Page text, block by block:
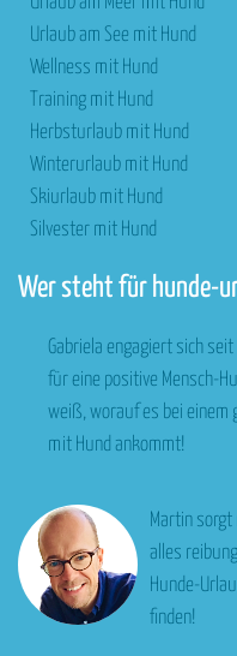
Urlaub am See mit Hund
Wellness mit Hund
Training mit Hund
Herbsturlaub mit Hund
Winterurlaub mit Hund
Skiurlaub mit Hund
Silvester mit Hund
Wer steht für hunde-
Gabriela engagiert sich
für eine positive Mensch-
weiß, worauf es bei einem
mit Hund ankommt!
Martin
alles
Hunde-
finden!